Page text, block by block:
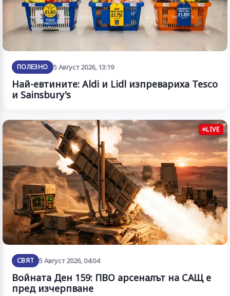
ПОЛЕЗНО 5 Август 2026, 13:19
Най-евтините: Aldi и Lidl изпревариха Tesco
и Sainsbury's
LIVE
СВЯТ 5 Август 2026, 04:04
Войната Ден 159: ПВО арсеналът на САЩ е
пред изчерпване